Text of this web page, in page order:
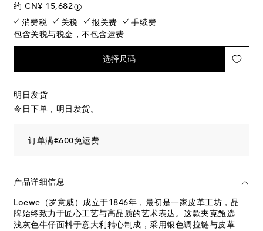
约 CN¥ 15,682
消费税
关税 报关费
手续费
包含关税与税金，不包含运费
选择尺码
明日发货
今日下单，明日发货。
订单满€600免运费
产品详细信息
Loewe（罗意威）成立于1846年，最初是一家皮革工坊，品
牌始终致力于匠心工艺与高品质的艺术表达。这款夹克甄选
浅灰色牛仔面料于意大利精心制成，采用银色调拉链与皮革